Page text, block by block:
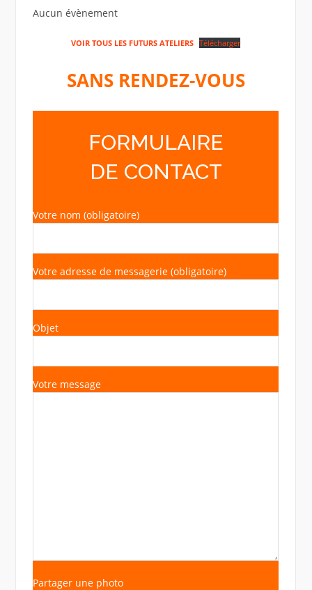
Aucun évènement
VOIR TOUS LES FUTURS ATELIERS Télécharger
SANS RENDEZ-VOUS
FORMULAIRE
DE CONTACT
Votre nom (obligatoire)
Votre adresse de messagerie (obligatoire)
Objet
Votre message
Partager une photo